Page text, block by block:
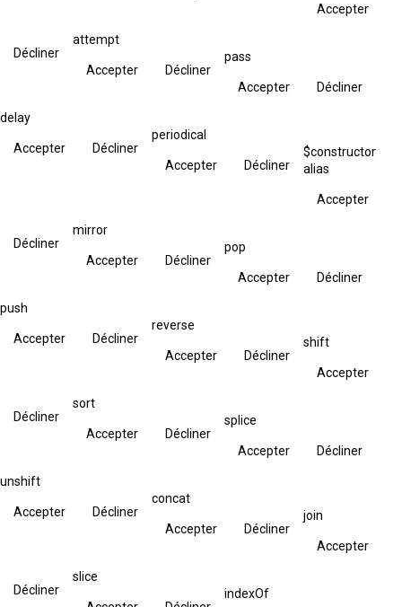
Accepter
Décliner
attempt
Accepter Décliner
pass
Accepter Décliner
delay
Accepter Décliner
periodical
Accepter Décliner
$constructor
alias
Accepter
Décliner
mirror
Accepter Décliner
pop
Accepter Décliner
push
Accepter Décliner
reverse
Accepter Décliner
shift
Accepter
Décliner
sort
Accepter Décliner
splice
Accepter Décliner
unshift
Accepter Décliner
concat
Accepter Décliner
join
Accepter
Décliner
slice
indexOf